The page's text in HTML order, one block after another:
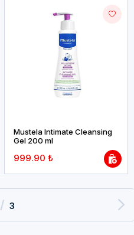
Mustela Intimate Cleansing
Gel 200 ml
999.90 ₺
/ 3